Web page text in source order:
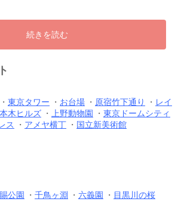
続きを読む
・ 東京タワー ・ お台場 ・ 原宿竹下通り ・ レイ
木ヒルズ ・ 上野動物園 ・ 東京ドームシティ
ス ・ アメヤ横丁 ・ 国立新美術館
公園 ・ 千鳥ヶ淵 ・ 六義園 ・ 目黒川の桜